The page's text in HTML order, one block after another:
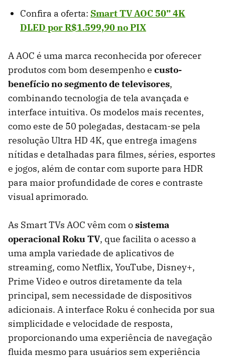
Confira a oferta: Smart TV AOC 50” 4K
DLED por R$1.599,90no PIX
A AOC é uma marca reconhecida por oferecer
produtos com bom desempenho e custo-
benefício no segmento de televisores,
combinando tecnologia de tela avançada e
interface intuitiva. Os modelos mais recentes,
como este de 50 polegadas, destacam-se pela
resolução Ultra HD 4K, que entrega imagens
nítidas e detalhadas para filmes, séries, esportes
e jogos, além de contar com suporte para HDR
para maior profundidade de cores e contraste
visual aprimorado.
As Smart TVs AOC vêm com osistema
operacional Roku TV, que facilita o acesso a
uma ampla variedade de aplicativos de
streaming, como Netflix, YouTube, Disney+,
Prime Video e outros diretamente da tela
principal, sem necessidade de dispositivos
adicionais. A interface Roku é conhecida por sua
simplicidade e velocidade de resposta,
proporcionando uma experiência de navegação
fluida mesmo para usuários sem experiência